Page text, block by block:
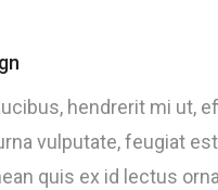
hendrerit mi ut,
vulputate, feugiat
quis ex id lectus